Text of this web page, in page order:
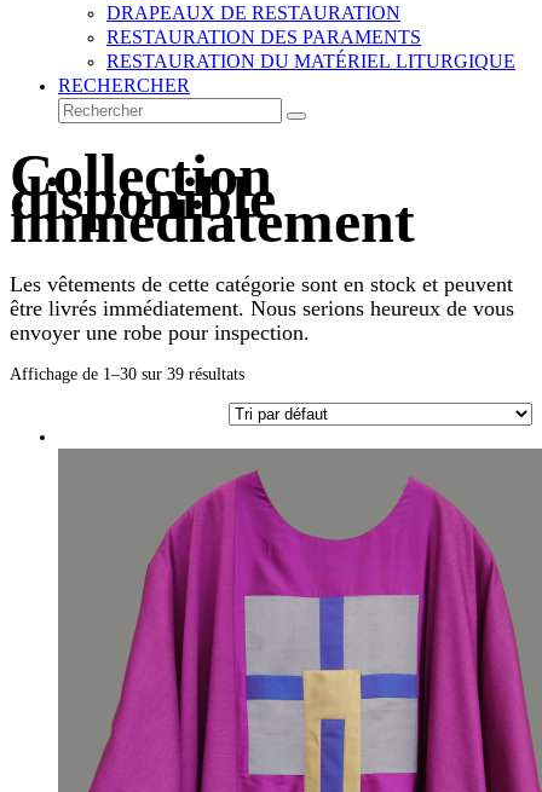
DRAPEAUX DE RESTAURATION
RESTAURATION DES PARAMENTS
RESTAURATION DU MATÉRIEL LITURGIQUE
RECHERCHER
Rechercher
Envoyer
Collection
disponible
immédiatement
Les vêtements de cette catégorie sont en stock et peuvent
être livrés immédiatement. Nous serions heureux de vous
envoyer une robe pour inspection.
Affichage de 1–30 sur 39 résultats